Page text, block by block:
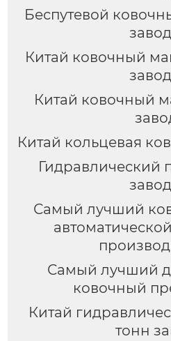
Беспутевой
Китай ковочный
Китай ковочный
Китай кольцевая
Гидравлический
Самый лучший
Самый лучший
ковочный
Китай
тонн